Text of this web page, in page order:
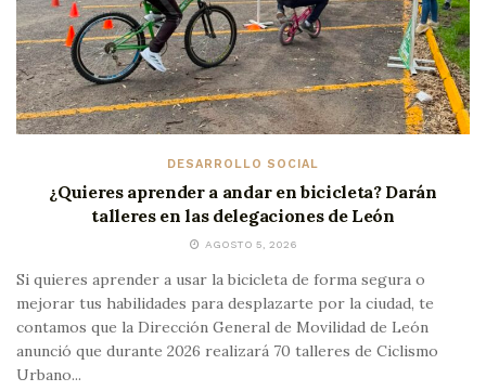
DESARROLLO SOCIAL
¿Quieres aprender a andar en bicicleta? Darán
talleres en las delegaciones de León
AGOSTO 5, 2026
Si quieres aprender a usar la bicicleta de forma segura o
mejorar tus habilidades para desplazarte por la ciudad, te
contamos que la Dirección General de Movilidad de León
anunció que durante 2026 realizará 70 talleres de Ciclismo
Urbano...